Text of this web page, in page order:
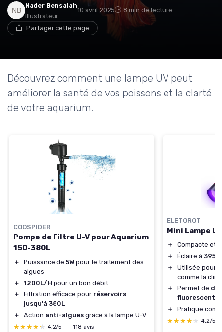
Nader Bensalah
Illustrateur
10 avril 2025 8 min de lecture
Partager cette page
Découvrez comment une lampe UV peut
améliorer la santé de vos poissons et la clarté
de votre aquarium.
COOSPIDER
Pompe de Filtre U-V pour Aquarium
150-380L
＋ Puissance de 5W pour le traitement des
algues
＋
1200L/H pour un bon débit
＋
Filtration efficace pour réservoirs
jusqu'à 380L
＋
Action anti-algues grâce à la lampe U-V
★★★★★
★★★★★ 4,2/5 — 118 avis
ELETOROT
Mini Lampe
＋ Compacte et
＋
Éclaire à
＋
Utilisée pour
comme la
＋
Permet de
fluorescentes
＋
Pratique
★★★★★
★★★★★ 4,2/5